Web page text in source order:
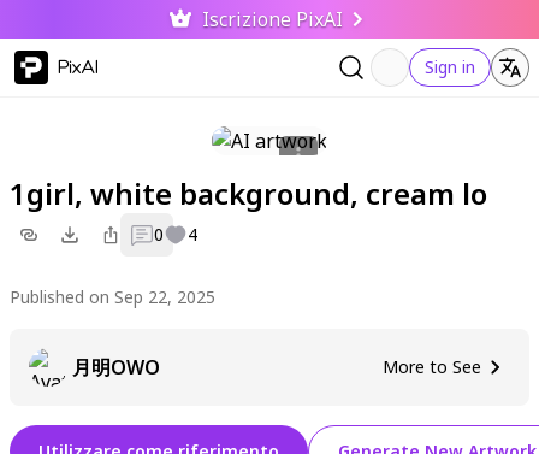
Iscrizione PixAI
PixAI Sign in
1girl, white background, cream lo
0 4
Published on Sep 22, 2025
月明OWO More to See